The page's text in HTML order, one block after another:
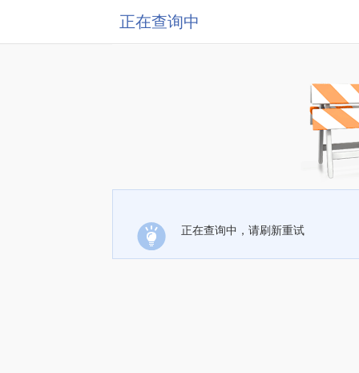
正在查询中
正在查询中，请刷新重试